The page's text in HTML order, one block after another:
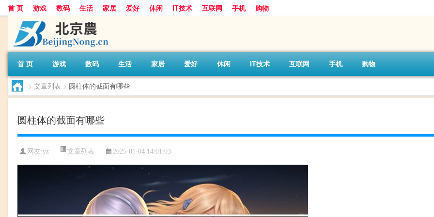
首 页 游戏 数码 生活 家居 爱好 休闲 IT技术 互联网 手机 购物
首 页 游戏 数码 生活 家居 爱好 休闲 IT技术 互联网 手机 购物
> 文章列表 > 圆柱体的截面有哪些
圆柱体的截面有哪些
网友:yz 文章列表 2025-01-04 14:01:03